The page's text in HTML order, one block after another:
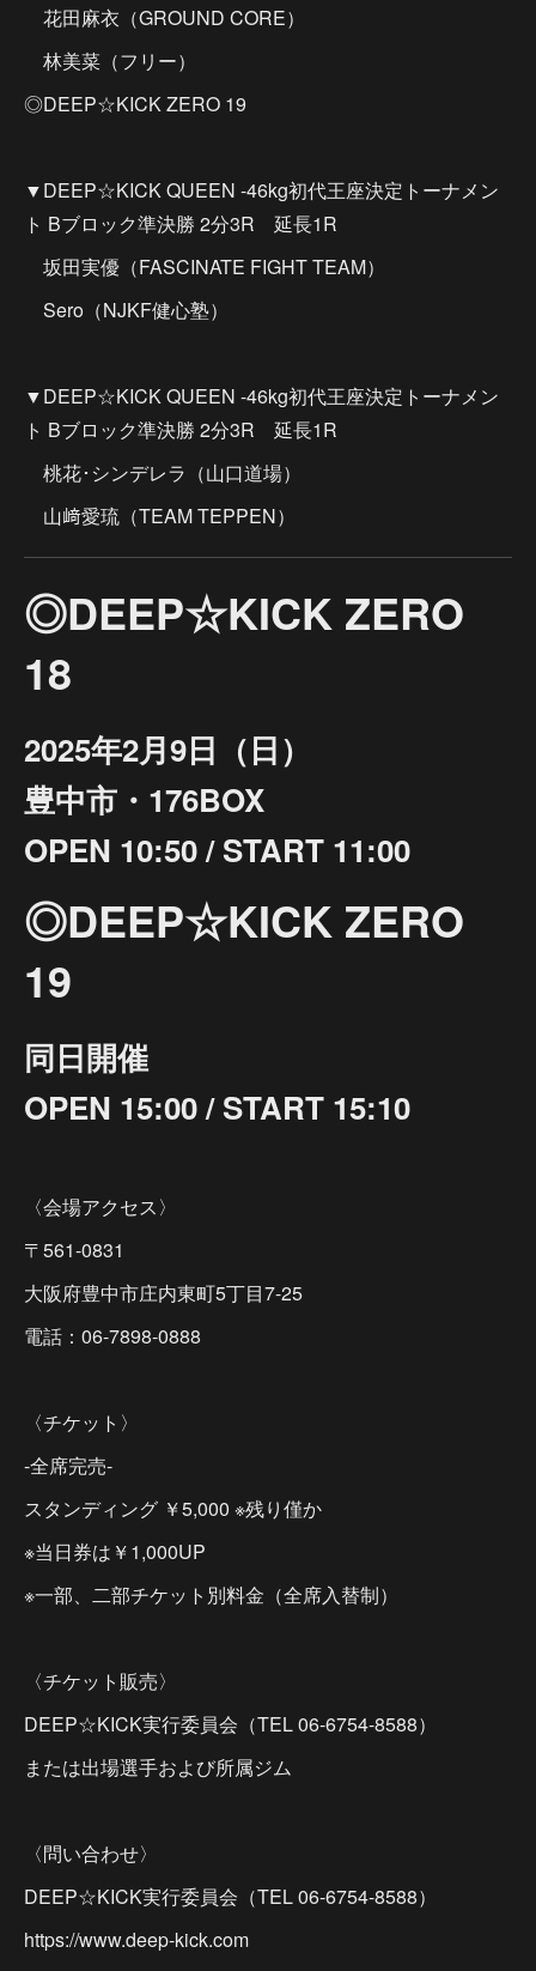
花田麻衣（GROUND CORE）
林美菜（フリー）
◎DEEP☆KICK ZERO 19
▼DEEP☆KICK QUEEN -46kg初代王座決定トーナメン
ト Bブロック準決勝 2分3R 延長1R
坂田実優（FASCINATE FIGHT TEAM）
Sero（NJKF健心塾）
▼DEEP☆KICK QUEEN -46kg初代王座決定トーナメン
ト Bブロック準決勝 2分3R 延長1R
桃花･シンデレラ（山口道場）
山﨑愛琉（TEAM TEPPEN）
◎DEEP☆KICK ZERO
18
2025年2月9日（日）
豊中市・176BOX
OPEN 10:50 / START 11:00
◎DEEP☆KICK ZERO
19
同日開催
OPEN 15:00 / START 15:10
〈会場アクセス〉
〒561-0831
大阪府豊中市庄内東町5丁目7-25
電話：06-7898-0888
〈チケット〉
-全席完売-
スタンディング ￥5,000 ※残り僅か
※当日券は￥1,000UP
※一部、二部チケット別料金（全席入替制）
〈チケット販売〉
DEEP☆KICK実行委員会（TEL 06-6754-8588）
または出場選手および所属ジム
〈問い合わせ〉
DEEP☆KICK実行委員会（TEL 06-6754-8588）
https://www.deep-kick.com